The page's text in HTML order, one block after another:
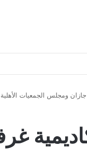
جازان ومجلس الجمعيات